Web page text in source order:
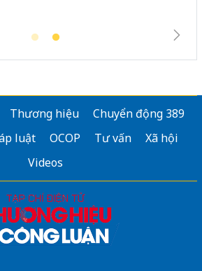
Thương hiệu
Chuyển động 389
luật
OCOP Tư vấn
Xã hội
Videos